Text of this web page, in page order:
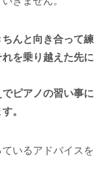
んと向き合って練
を乗り越えた先に
ピアノの習い事に
。
いるアドバイスを